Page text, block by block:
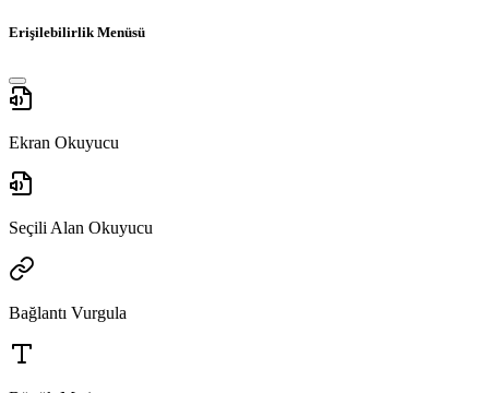
Erişilebilirlik Menüsü
Ekran Okuyucu
Seçili Alan Okuyucu
Bağlantı Vurgula